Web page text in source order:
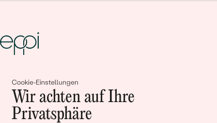
Cookie-Einstellungen
Wir achten auf Ihre
Privatsphäre
Gemeinsam erschaffen wir
Geschichten von Schönheit und
Liebe